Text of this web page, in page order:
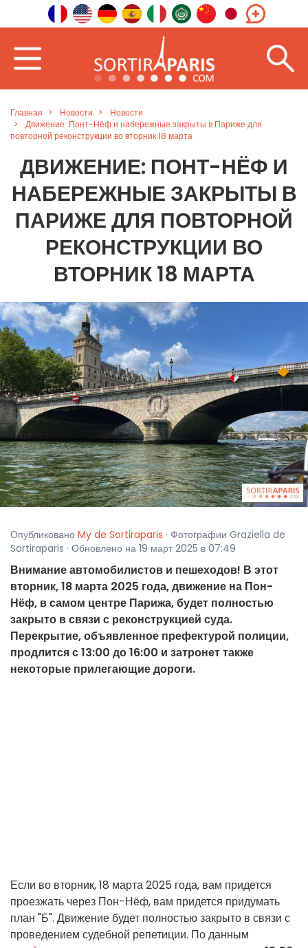
Главная Новости
Новости
Движение: Понт-Нёф и набережные закрыты в Париже для
повторной реконструкции во вторник 18 марта
ДВИЖЕНИЕ: ПОНТ-НЁФ И
НАБЕРЕЖНЫЕ ЗАКРЫТЫ В
ПАРИЖЕ ДЛЯ ПОВТОРНОЙ
РЕКОНСТРУКЦИИ ВО
ВТОРНИК 18 МАРТА
Опубликовано My de Sortiraparis · Фотографии Graziella de
Sortiraparis · Обновлено на 19 март 2025 в 07:49
Внимание автомобилистов и пешеходов! В этот
вторник, 18 марта 2025 года, движение на Пон-
Нёф, в самом центре Парижа, будет полностью
закрыто в связи с реконструкцией суда.
Перекрытие, объявленное префектурой полиции,
продлится с 13:00 до 16:00 и затронет также
некоторые прилегающие дороги.
Если во вторник, 18 марта 2025 года, вам придется
проезжать через Пон-Нёф, вам придется придумать
план "Б". Движение будет полностью закрыто в связи с
проведением судебной репетиции. По данным